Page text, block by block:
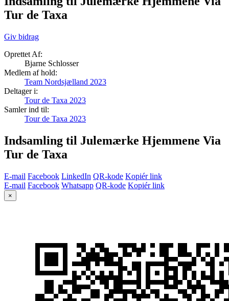
Tur de Taxa
Giv bidrag
Oprettet Af:
Bjarne Schlosser
Medlem af hold:
Team Nordsjælland 2023
Deltager i:
Tour de Taxa 2023
Samler ind til:
Tour de Taxa 2023
Indsamling til Julemærke Hjemmene Via
Tur de Taxa
E-mail Facebook LinkedIn QR-kode Kopiér link
E-mail Facebook Whatsapp QR-kode Kopiér link
×